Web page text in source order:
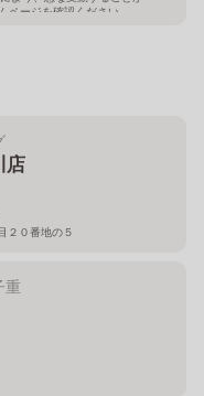
ページを確認ください
店
２０番地の５
重